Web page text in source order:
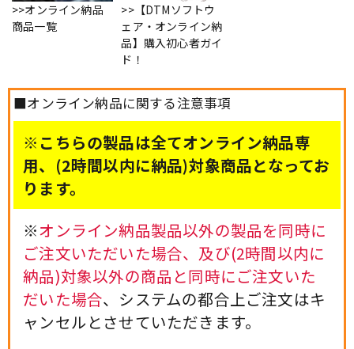
>>オンライン納品
商品一覧
>>【DTMソフトウ
ェア・オンライン納
品】購入初心者ガイ
ド！
■オンライン納品に関する注意事項
※こちらの製品は全てオンライン納品専
用、(2時間以内に納品)対象商品となってお
ります。
※オンライン納品製品以外の製品を同時に
ご注文いただいた場合、及び(2時間以内に
納品)対象以外の商品と同時にご注文いた
だいた場合、システムの都合上ご注文はキ
ャンセルとさせていただきます。